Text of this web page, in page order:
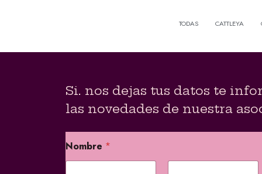
TODAS CATTLEYA
Si. nos dejas tus datos te
las novedades de nuestra
l
e
Nombre *